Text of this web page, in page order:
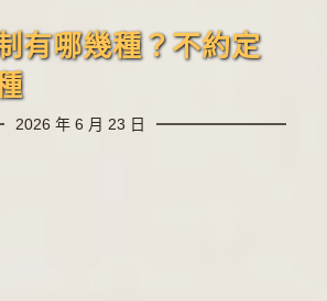
有哪幾種？不約定
2026 年 6 月 23 日